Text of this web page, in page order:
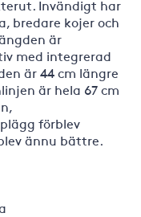
Invändigt har
bredare kojer och
är
med integrerad
är 44 cm längre
är hela 67 cm
förblev
ännu bättre.